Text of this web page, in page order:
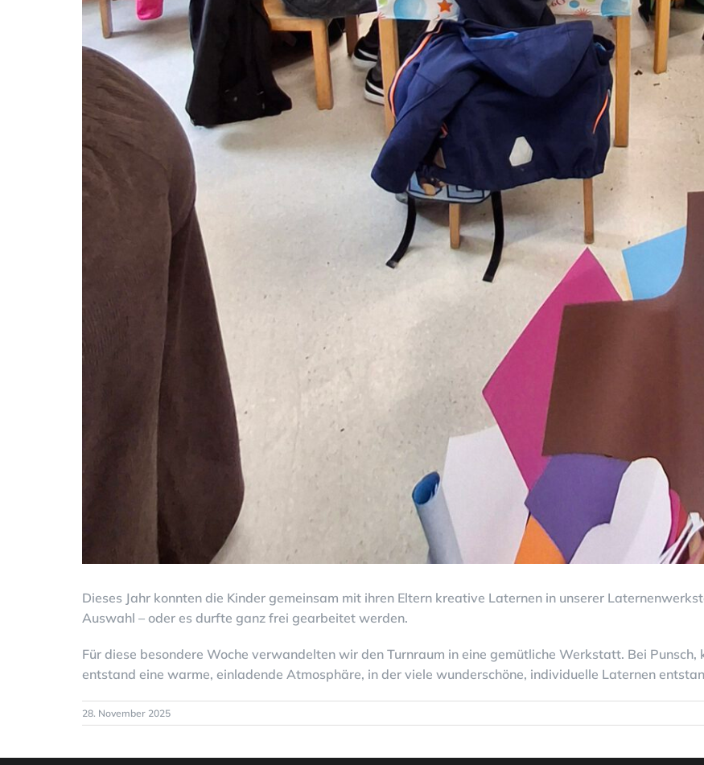
Dieses Jahr konnten die Kinder gemeinsam mit ihren Eltern kreative Laternen in unserer
Auswahl – oder es durfte ganz frei gearbeitet werden.
Für diese besondere Woche verwandelten wir den Turnraum in eine gemütliche Werkstatt. Bei
entstand eine warme, einladende Atmosphäre, in der viele wunderschöne, individuelle Laternen
28. November 2025